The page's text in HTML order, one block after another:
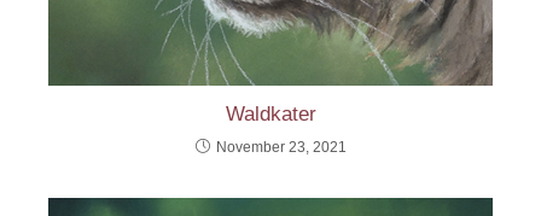
Waldkater
November 23, 2021